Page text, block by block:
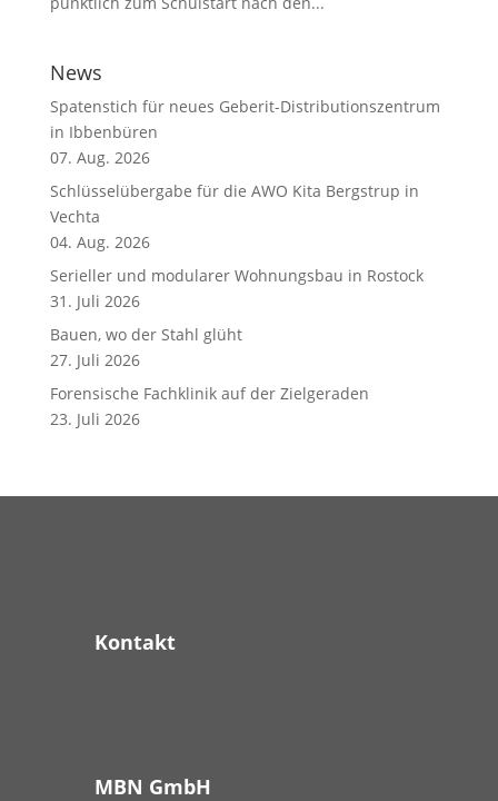
News
Spatenstich für neues Geberit-Distributionszentrum
in Ibbenbüren
07. Aug. 2026
Schlüsselübergabe für die AWO Kita Bergstrup in
Vechta
04. Aug. 2026
Serieller und modularer Wohnungsbau in Rostock
31. Juli 2026
Bauen, wo der Stahl glüht
27. Juli 2026
Forensische Fachklinik auf der Zielgeraden
23. Juli 2026
Kontakt
MBN GmbH